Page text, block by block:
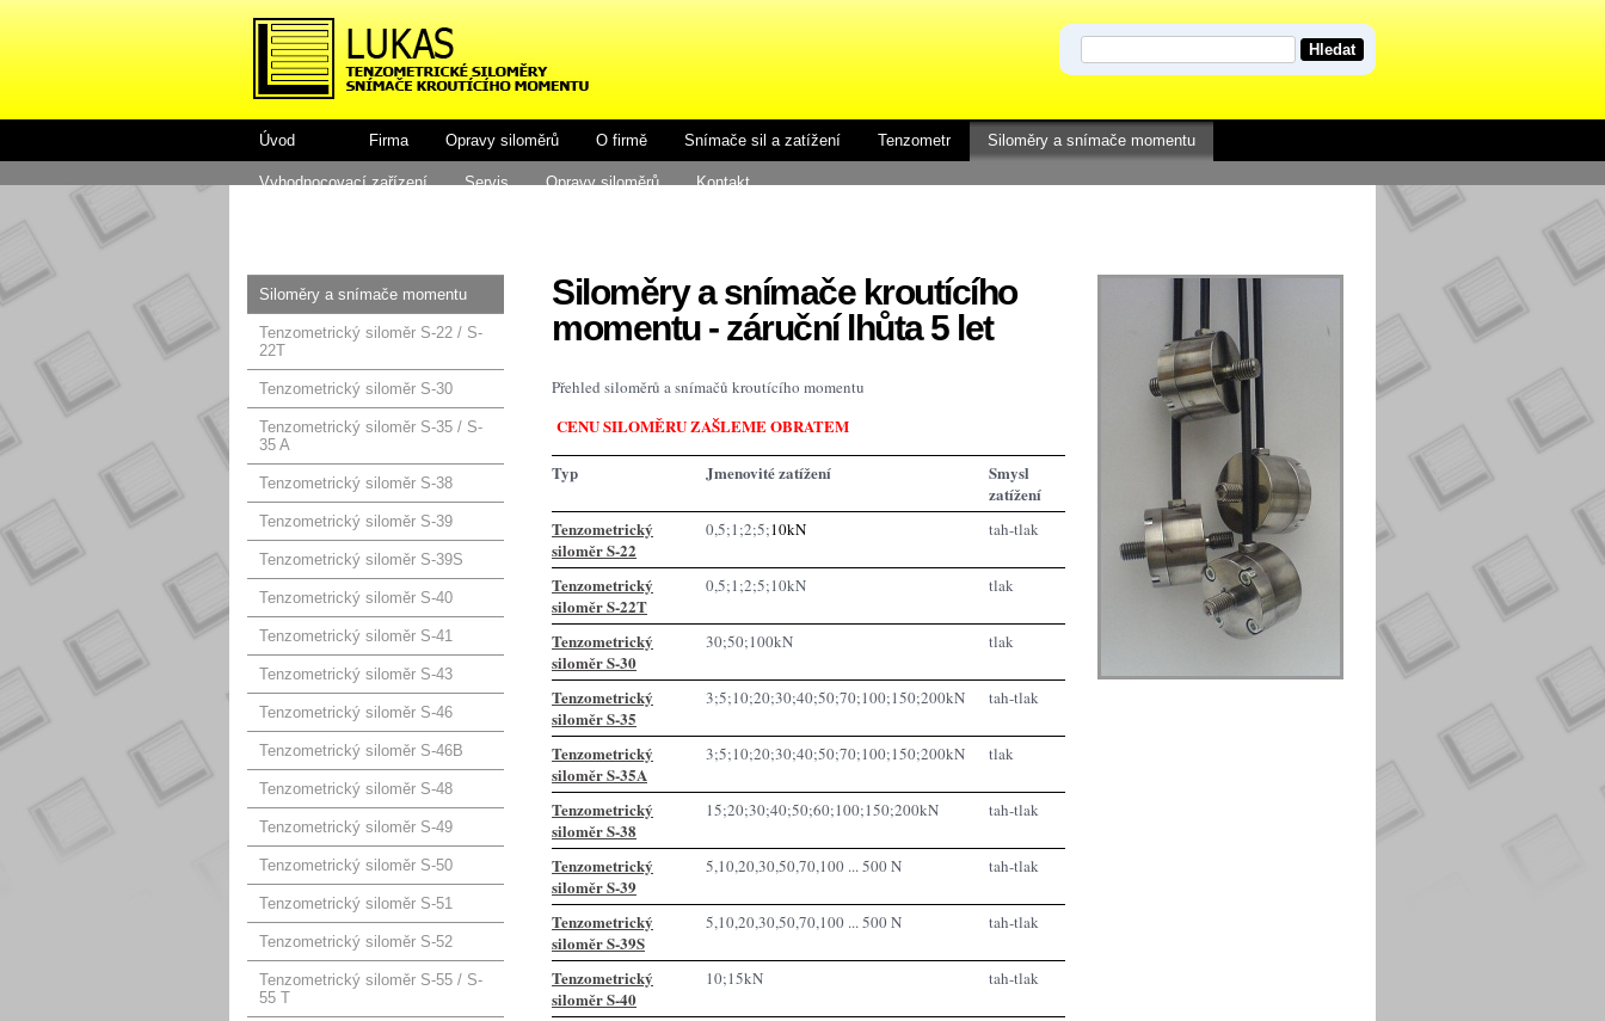
Úvod Firma Opravy siloměrů O firmě Snímače sil a zatížení Tenzometr Siloměry a snímače momentu
Vyhodnocovací zařízení Servis Opravy siloměrů Kontakt
Siloměry a snímače momentu
Tenzometrický siloměr S-22 / S-
22T
Tenzometrický siloměr S-30
Tenzometrický siloměr S-35 / S-
35 A
Tenzometrický siloměr S-38
Tenzometrický siloměr S-39
Tenzometrický siloměr S-39S
Tenzometrický siloměr S-40
Tenzometrický siloměr S-41
Tenzometrický siloměr S-43
Tenzometrický siloměr S-46
Tenzometrický siloměr S-46B
Tenzometrický siloměr S-48
Tenzometrický siloměr S-49
Tenzometrický siloměr S-50
Tenzometrický siloměr S-51
Tenzometrický siloměr S-52
Tenzometrický siloměr S-55 / S-
55 T
Siloměry a snímače kroutícího
momentu - záruční lhůta 5 let
Přehled siloměrů a snímačů kroutícího momentu
CENU SILOMĚRU ZAŠLEME OBRATEM
Typ Jmenovité zatížení
Smysl
zatížení
Tenzometrický
siloměr S-22
0,5;1;2;5;10kN tah-tlak
Tenzometrický
siloměr S-22T
0,5;1;2;5;10kN tlak
Tenzometrický
siloměr S-30
30;50;100kN tlak
Tenzometrický
siloměr S-35
3;5;10;20;30;40;50;70;100;150;200kN tah-tlak
Tenzometrický
siloměr S-35A
3;5;10;20;30;40;50;70;100;150;200kN tlak
Tenzometrický
siloměr S-38
15;20;30;40;50;60;100;150;200kN tah-tlak
Tenzometrický
siloměr S-39
5,10,20,30,50,70,100 ... 500 N tah-tlak
Tenzometrický
siloměr S-39S
5,10,20,30,50,70,100 ... 500 N tah-tlak
Tenzometrický
siloměr S-40
10;15kN tah-tlak